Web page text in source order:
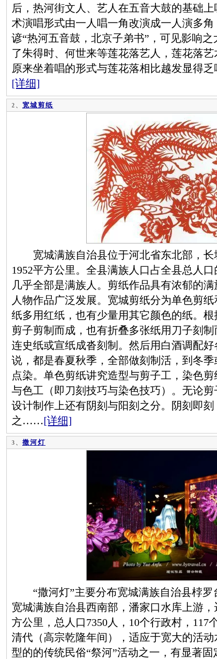
后，热河街文人、艺人在五音大鼓的基础
术演唱形式由一人唱一角改演成一人演多
谚“热河五音鼓，北京子弟书”，可见影响
了朱得时、何世来等莲花落艺人，莲花落
原来坐着唱的形式与莲花落相比越发显得
[详细]
2、 宽城剪纸
宽城满族自治县位于河北省东北部，长
1952平方公里。全县满族人口占全县总人
几乎全部是满族人。剪纸作品具有浓郁的
人物作品广泛发展。宽城剪纸分为单色剪
纸多用红纸，也有少量用其它颜色的纸。
剪子剪制而成，也有折叠多张纸用刀子刻
连史纸或宣纸成沓刻制。然后用白酒调配
说，都是春夏秋季，全部做刻制活，到冬
点染。单色剪纸讲究造型与剪子工，染色
与色工（即刀刻技巧与染色技巧）。无论
设计制作上还有阴刻与阳刻之分。阴刻即
之……[详细]
3、 撒河灯
“撒河灯”主要分布宽城满族自治县桲罗
宽城满族自治县西南部，潘家口水库上游
方公里，总人口7350人，10个行政村，117
清代（高宗乾隆年间），适应于宽大的活
型的的传统民俗“祭河”活动之一，有显著